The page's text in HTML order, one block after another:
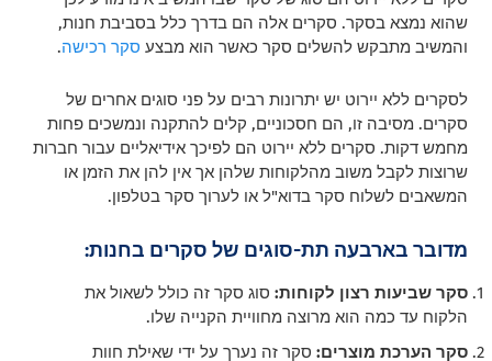
שהוא נמצא בסקר. סקרים אלה הם בדרך כלל בסביבת חנות,
והמשיב מתבקש להשלים סקר כאשר הוא מבצע סקר רכישה.
לסקרים ללא יירוט יש יתרונות רבים על פני סוגים אחרים של
סקרים. מסיבה זו, הם חסכוניים, קלים להתקנה ונמשכים פחות
מחמש דקות. סקרים ללא יירוט הם לפיכך אידיאליים עבור חברות
שרוצות לקבל משוב מהלקוחות שלהן אך אין להן את הזמן או
המשאבים לשלוח סקר בדוא"ל או לערוך סקר בטלפון.
מדובר בארבעה תת-סוגים של סקרים בחנות:
סקר שביעות רצון לקוחות: סוג סקר זה כולל לשאול את
הלקוח עד כמה הוא מרוצה מחוויית הקנייה שלו.
סקר הערכת מוצרים: סקר זה נערך על ידי שאילת חוות